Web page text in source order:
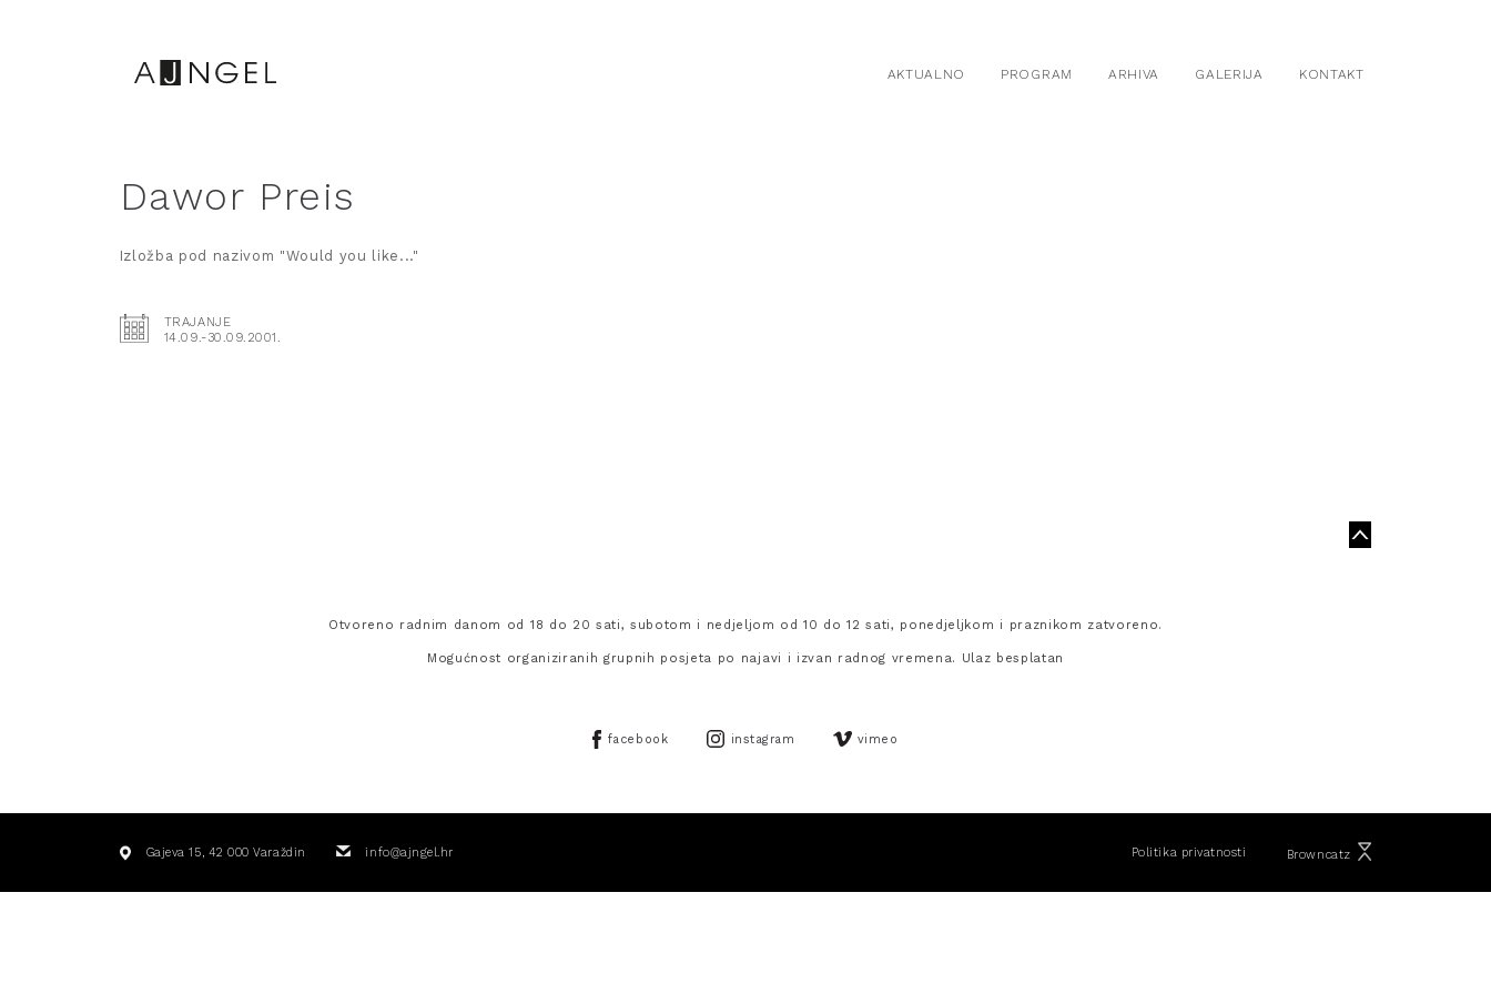
AKTUALNO PROGRAM ARHIVA GALERIJA KONTAKT
Dawor Preis
Izložba pod nazivom "Would you like..."
TRAJANJE
14.09.-30.09.2001.
Otvoreno radnim danom od 18 do 20 sati, subotom i nedjeljom od 10 do 12 sati, ponedjeljkom i praznikom zatvoreno.
Mogućnost organiziranih grupnih posjeta po najavi i izvan radnog vremena. Ulaz besplatan
facebook instagram vimeo
Gajeva 15, 42 000 Varaždin info@ajngel.hr Politika privatnosti Browncatz